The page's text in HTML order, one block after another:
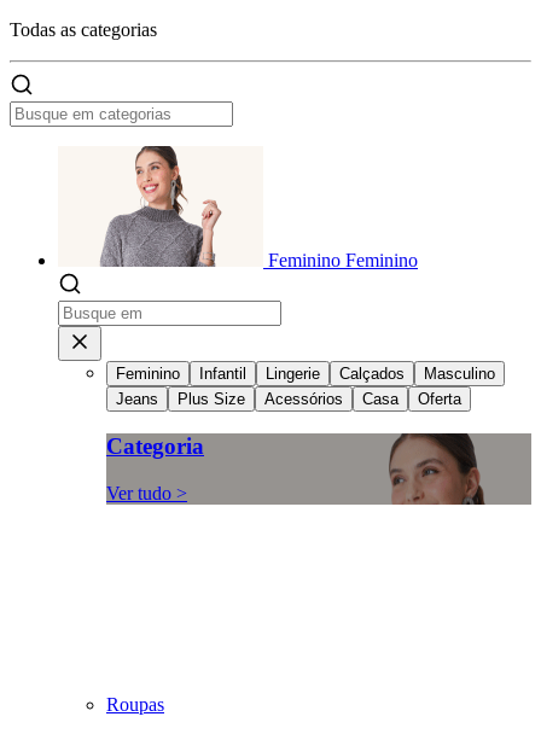
Todas as categorias
Feminino Feminino
Feminino Infantil Lingerie Calçados
Masculino
Jeans
Plus Size Acessórios Casa Oferta
Categoria
Ver tudo >
Roupas